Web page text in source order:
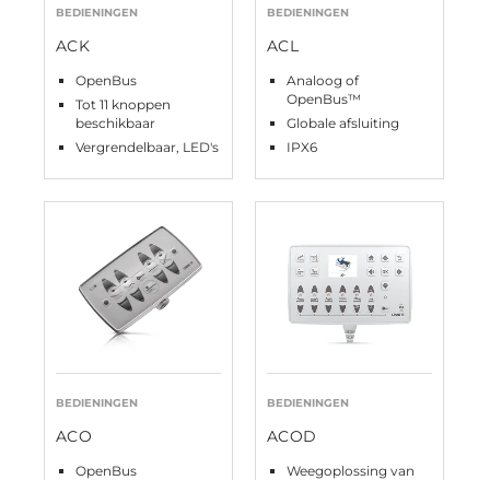
BEDIENINGEN
ACK
OpenBus
Tot 11 knoppen
beschikbaar
Vergrendelbaar, LED's
BEDIENINGEN
ACL
Analoog of
OpenBus™
Globale afsluiting
IPX6
BEDIENINGEN
ACO
OpenBus
BEDIENINGEN
ACOD
Weegoplossing van